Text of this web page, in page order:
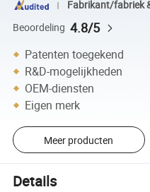
Fabrikant/fabriek
Beoordeling 4.8/5
Patenten toegekend
R&D-mogelijkheden
OEM-diensten
Eigen merk
Meer producten
Details